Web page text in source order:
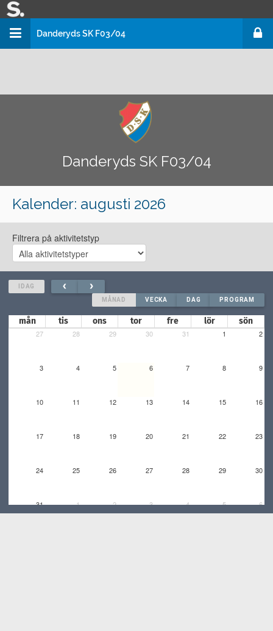
Danderyds SK FotbollDanderyds SK Fotboll
Danderyds SK F03/04
Danderyds SK F03/04
Kalender: augusti 2026
Filtrera på aktivitetstyp
IDAG
MÅNAD
VECKA DAG PROGRAM
mån tis ons tor fre lör sön
27 28 29 30 31 1 2
3 4 5 6 7 8 9
10 11 12 13 14 15 16
17 18 19 20 21 22 23
24 25 26 27 28 29 30
31 1 2 3 4 5 6